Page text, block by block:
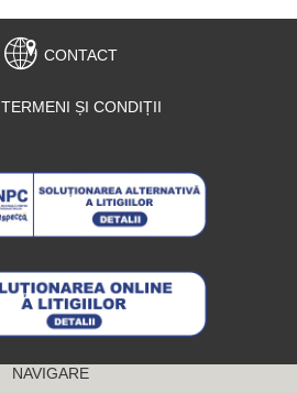
CONTACT
TERMENI ȘI CONDIȚII
NAVIGARE